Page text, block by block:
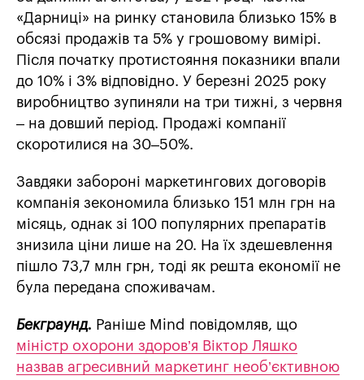
«Дарниці» на ринку становила близько 15% в
обсязі продажів та 5% у грошовому вимірі.
Після початку протистояння показники впали
до 10% і 3% відповідно. У березні 2025 року
виробництво зупиняли на три тижні, з червня
– на довший період. Продажі компанії
скоротилися на 30–50%.
Завдяки забороні маркетингових договорів
компанія зекономила близько 151 млн грн на
місяць, однак зі 100 популярних препаратів
знизила ціни лише на 20. На їх здешевлення
пішло 73,7 млн грн, тоді як решта економії не
була передана споживачам.
Бекграунд. Раніше Mind повідомляв, що
міністр охорони здоров’я Віктор Ляшко
назвав агресивний маркетинг необ’єктивною